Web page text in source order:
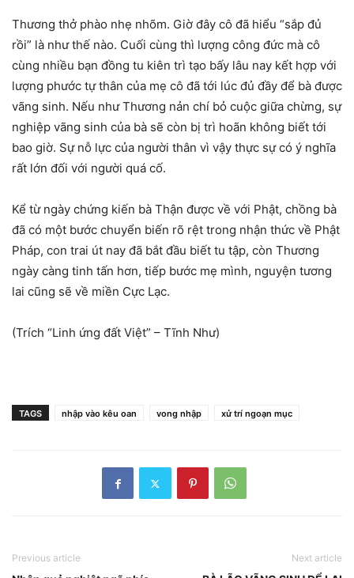
Thương thở phào nhẹ nhõm. Giờ đây cô đã hiểu “sắp đủ
rồi” là như thế nào. Cuối cùng thì lượng công đức mà cô
cùng nhiều bạn đồng tu kiên trì tạo bấy lâu nay kết hợp với
lượng phước tự thân của mẹ cô đã tới lúc đủ đầy để bà được
vãng sinh. Nếu như Thương nản chí bỏ cuộc giữa chừng, sự
nghiệp vãng sinh của bà sẽ còn bị trì hoãn không biết tới
bao giờ. Sự nỗ lực của người thân vì vậy thực sự có ý nghĩa
rất lớn đối với người quá cố.
Kể từ ngày chứng kiến bà Thận được về với Phật, chồng bà
đã có một bước chuyển biến rõ rệt trong nhận thức về Phật
Pháp, con trai út nay đã bắt đầu biết tu tập, còn Thương
ngày càng tinh tấn hơn, tiếp bước mẹ mình, nguyện tương
lai cũng sẽ về miền Cực Lạc.
(Trích “Linh ứng đất Việt” – Tĩnh Như)
TAGS nhập vào kêu oan vong nhập xử trí ngoạn mục
Previous article Next article